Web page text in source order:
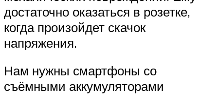
достаточно оказаться в розетке,
когда произойдет скачок
напряжения.
Нам нужны смартфоны со
съёмными аккумуляторами